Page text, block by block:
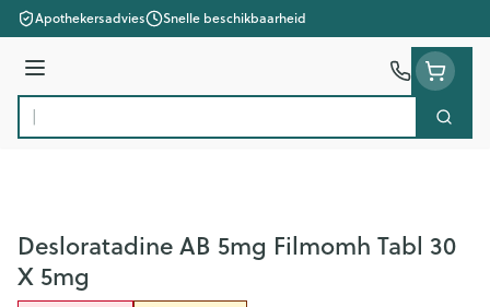
Ga naar de inhoud
Apothekersadvies Snelle beschikbaarheid
Menu
Product, merk, categorie...
Zoek
Desloratadine AB 5mg Filmomh Tabl 30
X 5mg